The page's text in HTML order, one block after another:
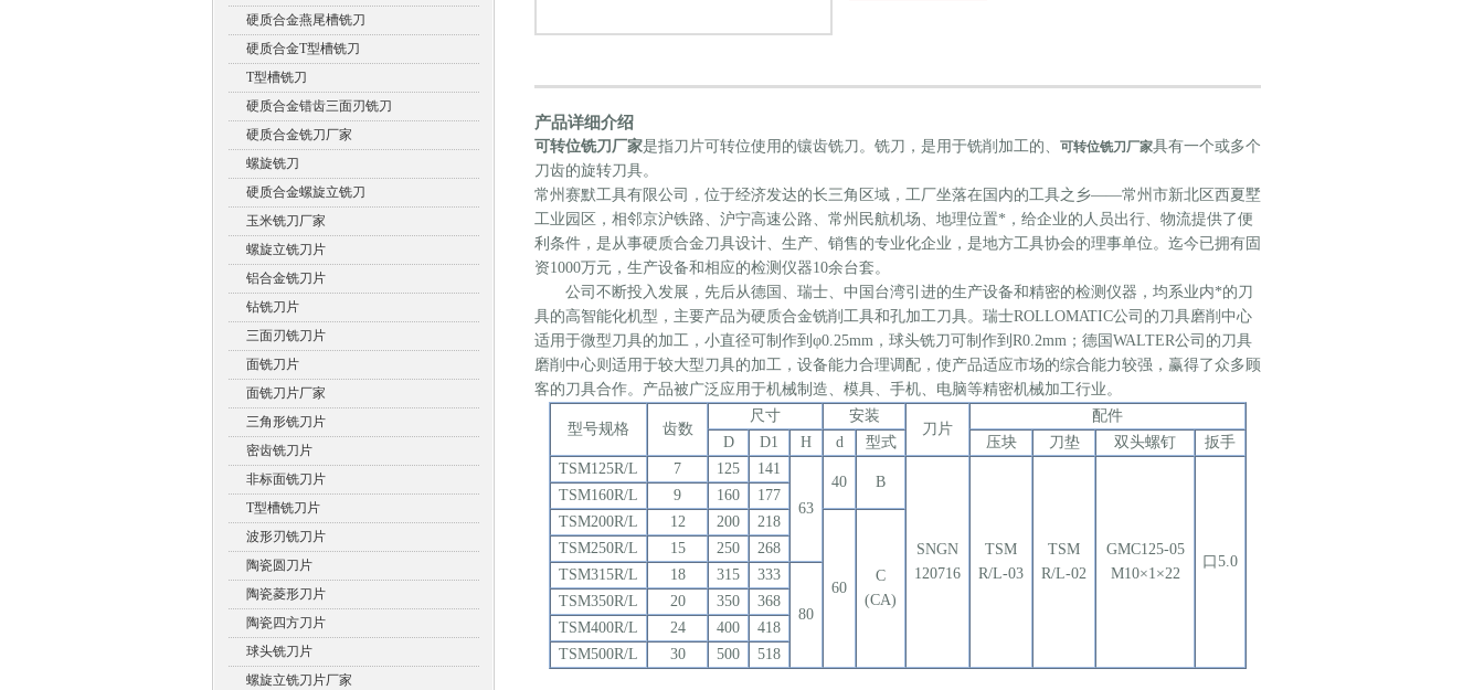
硬质合金燕尾槽铣刀
硬质合金T型槽铣刀
T型槽铣刀
硬质合金错齿三面刃铣刀
硬质合金铣刀厂家
螺旋铣刀
硬质合金螺旋立铣刀
玉米铣刀厂家
螺旋立铣刀片
铝合金铣刀片
钻铣刀片
三面刃铣刀片
面铣刀片
面铣刀片厂家
三角形铣刀片
密齿铣刀片
非标面铣刀片
T型槽铣刀片
波形刃铣刀片
陶瓷圆刀片
陶瓷菱形刀片
陶瓷四方刀片
球头铣刀片
螺旋立铣刀片厂家
产品详细介绍
可转位铣刀厂家是指刀片可转位使用的镶齿铣刀。铣刀，是用于铣削加工的、 可转位铣刀厂家具有一个或多个
刀齿的旋转刀具。
常州赛默工具有限公司，位于经济发达的长三角区域，工厂坐落在国内的工具之乡——常州市新北区西夏墅
工业园区，相邻京沪铁路、沪宁高速公路、常州民航机场、地理位置*，给企业的人员出行、物流提供了便
利条件，是从事硬质合金刀具设计、生产、销售的专业化企业，是地方工具协会的理事单位。迄今已拥有固
资1000万元，生产设备和相应的检测仪器10余台套。
公司不断投入发展，先后从德国、瑞士、中国台湾引进的生产设备和精密的检测仪器，均系业内*的刀
具的高智能化机型，主要产品为硬质合金铣削工具和孔加工刀具。瑞士ROLLOMATIC公司的刀具磨削中心
适用于微型刀具的加工，小直径可制作到φ0.25mm，球头铣刀可制作到R0.2mm；德国WALTER公司的刀具
磨削中心则适用于较大型刀具的加工，设备能力合理调配，使产品适应市场的综合能力较强，赢得了众多顾
客的刀具合作。产品被广泛应用于机械制造、模具、手机、电脑等精密机械加工行业。
型号规格 齿数
尺寸
安装
刀片
配件
D
D1 H d 型式 压块 刀垫 双头螺钉
扳手
TSM125R/L
7 125 141
63
40 B
SNGN
120716
TSM
R/L-03
TSM
R/L-02
GMC125-05
M10×1×22
口5.0
TSM160R/L 9 160
177
TSM200R/L
12 200 218
60
C
(CA)
TSM250R/L 15 250
268
TSM315R/L
18 315 333
80
TSM350R/L 20 350
368
TSM400R/L
24 400
418
TSM500R/L
30 500 518